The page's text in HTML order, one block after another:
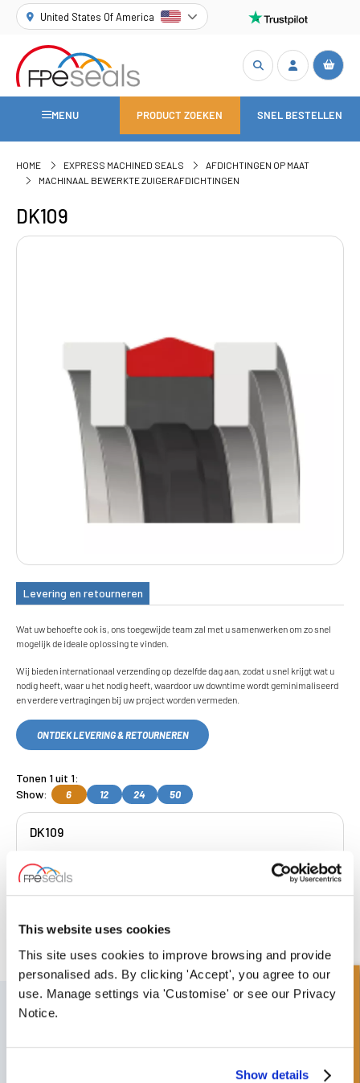
This website uses cookies
This site uses cookies to improve browsing and provide
personalised ads. By clicking 'Accept', you agree to our
use. Manage settings via 'Customise' or see our Privacy
Notice.
Show details
United States Of America
MENU PRODUCT ZOEKEN SNEL BESTELLEN
HOME EXPRESS MACHINED SEALS
AFDICHTINGEN OP MAAT
MACHINAAL BEWERKTE ZUIGERAFDICHTINGEN
DK109
Levering en retourneren
Wat uw behoefte ook is, ons toegewijde team zal met u samenwerken om zo snel
mogelijk de ideale oplossing te vinden.
Wij bieden internationaal verzending op dezelfde dag aan, zodat u snel krijgt wat u
nodig heeft, waar u het nodig heeft, waardoor uw downtime wordt geminimaliseerd
en verdere vertragingen bij uw project worden vermeden.
ONTDEK LEVERING & RETOURNEREN
Tonen 1 uit 1:
Show:
6 12 24 50
DK109
Gratis collectiebeschikbaar, OF kies
volgende dag geleverd.
SCHRIJF JE IN VOOR ONZE NIEUWSBRIEF Snel onderzoek